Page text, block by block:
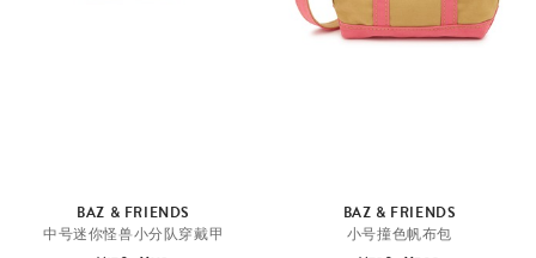
BAZ & FRIENDS
中号迷你怪兽小分队穿戴甲
BAZ & FRIENDS
小号撞色帆布包